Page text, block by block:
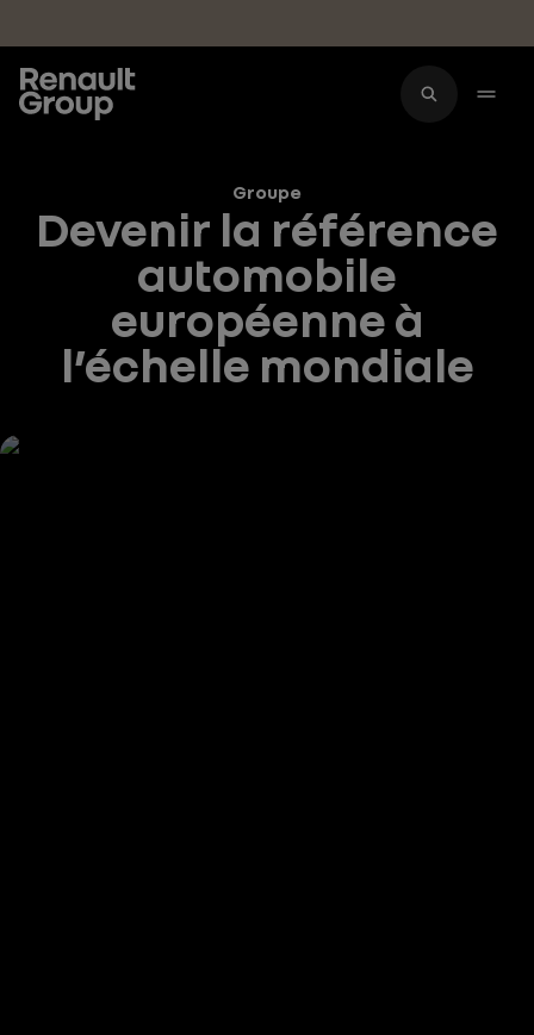
Groupe
Devenir la référence
automobile
européenne à
l’échelle mondiale